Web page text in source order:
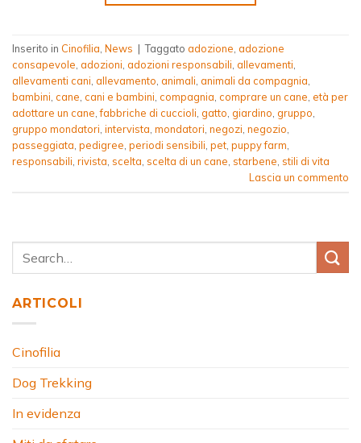
Inserito in Cinofilia, News | Taggato adozione, adozione
consapevole, adozioni, adozioni responsabili, allevamenti,
allevamenti cani, allevamento, animali, animali da compagnia,
bambini, cane, cani e bambini, compagnia, comprare un cane, età per
adottare un cane,fabbriche di cuccioli, gatto, giardino, gruppo,
gruppo mondatori, intervista, mondatori, negozi, negozio,
passeggiata, pedigree, periodi sensibili, pet, puppy farm,
responsabili, rivista, scelta, scelta di un cane, starbene, stili di vita
Lascia un commento
ARTICOLI
Cinofilia
Dog Trekking
In evidenza